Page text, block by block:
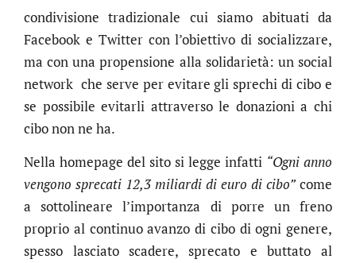
condivisione tradizionale cui siamo abituati da
Facebook e Twitter con l’obiettivo di socializzare­,
ma con una propensione alla solidarietà: un social
network che serve per evitare gli sprechi di cibo e
se possibile evitarli attraverso le donazioni a chi
cibo non ne ha.
Nella homepage del sito si legge infatti “Ogni anno
vengono sprecati 12,3 miliardi di euro di cibo” come
a sottolineare l’importanza di porre un freno
proprio al continuo avanzo di cibo di ogni genere,
spesso lasciato scadere, sprecato e buttato al